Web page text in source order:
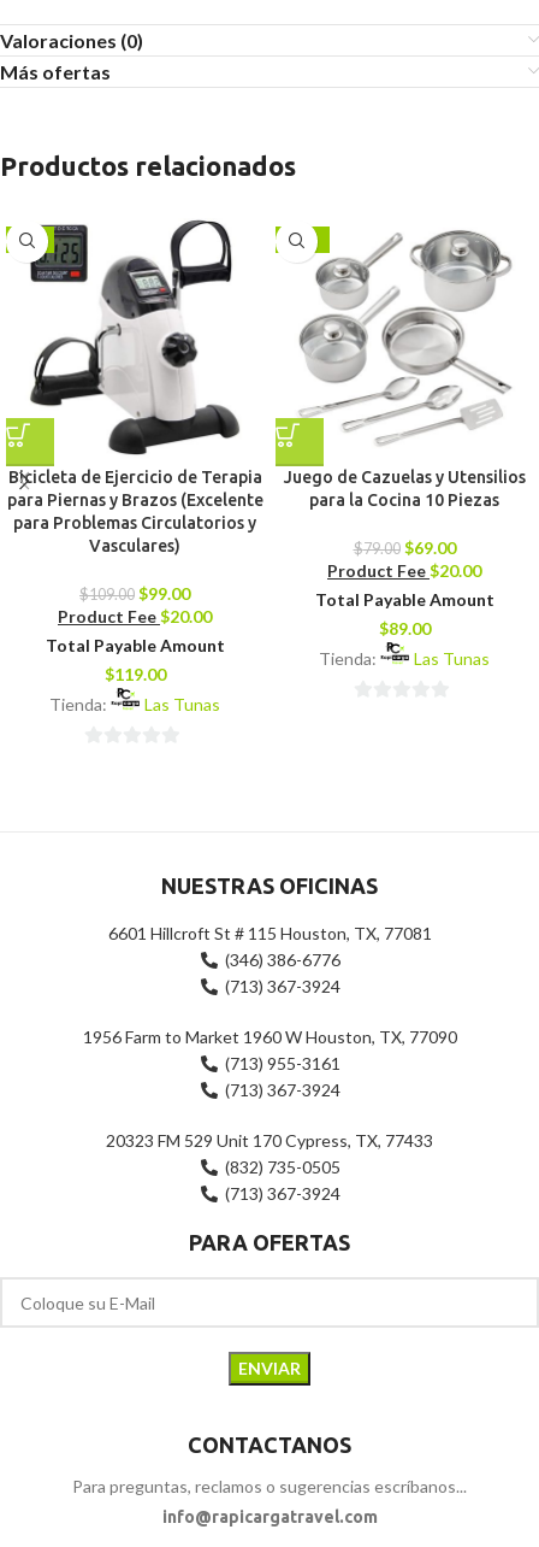
Valoraciones (0)
Más ofertas
Productos relacionados
-9%
Bicicleta de Ejercicio de Terapia
para Piernas y Brazos (Excelente
para Problemas Circulatorios y
Vasculares)
$109.00 $99.00
Product Fee$20.00
Total Payable Amount
$119.00
Tienda:
Las Tunas
-13%
Juego de Cazuelas y Utensilios
para la Cocina 10 Piezas
$79.00 $69.00
Product Fee$20.00
Total Payable Amount
$89.00
Tienda:
Las Tunas
NUESTRAS OFICINAS
6601 Hillcroft St # 115 Houston, TX, 77081
(346) 386-6776
(713) 367-3924
1956 Farm to Market 1960 W Houston, TX, 77090
(713) 955-3161
(713) 367-3924
20323 FM 529 Unit 170 Cypress, TX, 77433
(832) 735-0505
(713) 367-3924
PARA OFERTAS
CONTACTANOS
Para preguntas, reclamos o sugerencias escríbanos...
info@rapicargatravel.com